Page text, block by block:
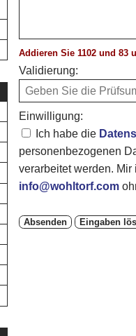
Addieren Sie 1102 und 83
Validierung:
Einwilligung:
Ich habe die
personenbezogenen
verarbeitet werden.
info@wohltorf.com
Absenden Eingaben